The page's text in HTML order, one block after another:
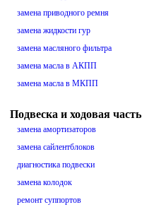
замена приводного ремня
замена жидкости гур
замена масляного фильтра
замена масла в АКПП
замена масла в МКПП
Подвеска и ходовая часть
замена амортизаторов
замена сайлентблоков
диагностика подвески
замена колодок
ремонт суппортов